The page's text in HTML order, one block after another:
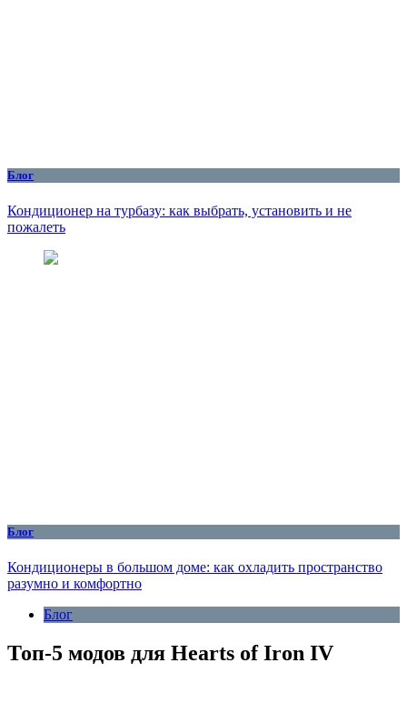
Блог
Кондиционер на турбазу: как выбрать, установить и не
пожалеть
Блог
Кондиционеры в большом доме: как охладить пространство
разумно и комфортно
Блог
Топ-5 модов для Hearts of Iron IV